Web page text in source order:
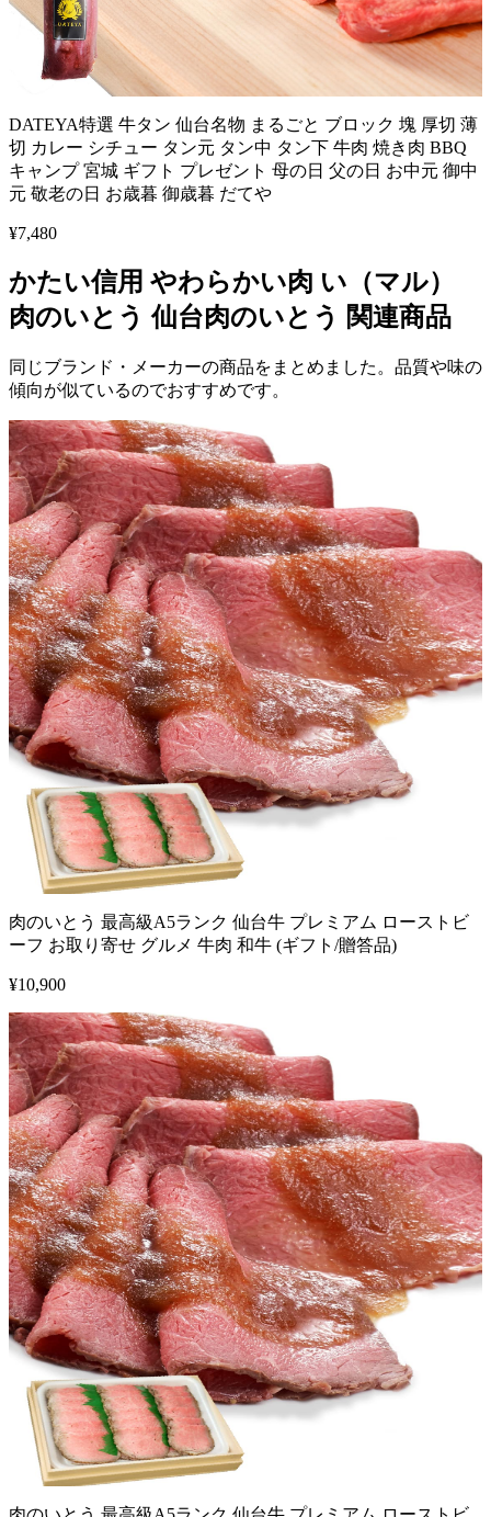
DATEYA特選 牛タン 仙台名物 まるごと ブロック 塊 厚切 薄
切 カレー シチュー タン元 タン中 タン下 牛肉 焼き肉 BBQ
キャンプ 宮城 ギフト プレゼント 母の日 父の日 お中元 御中
元 敬老の日 お歳暮 御歳暮 だてや
¥7,480
かたい信用 やわらかい肉 い（マル）
肉のいとう 仙台肉のいとう 関連商品
同じブランド・メーカーの商品をまとめました。品質や味の
傾向が似ているのでおすすめです。
肉のいとう 最高級A5ランク 仙台牛 プレミアム ローストビ
ーフ お取り寄せ グルメ 牛肉 和牛 (ギフト/贈答品)
¥10,900